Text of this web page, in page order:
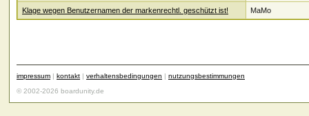
Klage wegen Benutzernamen der markenrechtl. geschützt ist! MaMo
impressum | kontakt | verhaltensbedingungen | nutzungsbestimmungen
© 2002-2026 boardunity.de